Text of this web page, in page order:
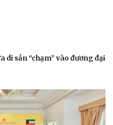
di sản “chạm” vào đương đại